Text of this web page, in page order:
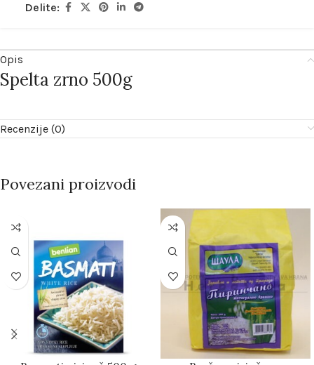
Delite:
Opis
Spelta zrno 500g
Recenzije (0)
Povezani proizvodi